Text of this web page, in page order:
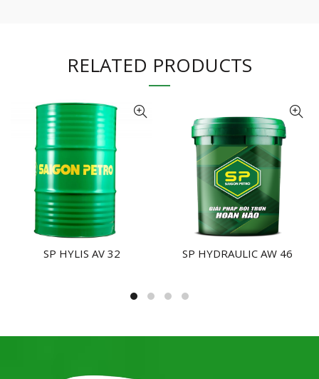
RELATED PRODUCTS
NHẬN BÁO GIÁ
SP HYLIS AV 32 NHẬN BÁO GIÁ
SP HYDRAULIC AW 46